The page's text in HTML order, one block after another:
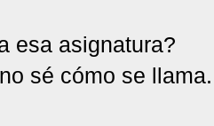
esa asignatura?
sé cómo se